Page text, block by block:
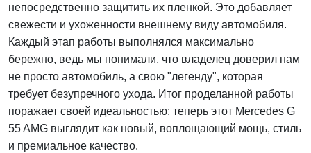
непосредственно защитить их пленкой. Это добавляет
свежести и ухоженности внешнему виду автомобиля.
Каждый этап работы выполнялся максимально
бережно, ведь мы понимали, что владелец доверил нам
не просто автомобиль, а свою "легенду", которая
требует безупречного ухода. Итог проделанной работы
поражает своей идеальностью: теперь этот Mercedes G
55 AMG выглядит как новый, воплощающий мощь, стиль
и премиальное качество.